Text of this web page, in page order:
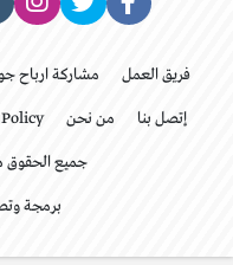
فريق العمل مشاركة ارباح
إتصل بنا من نحن
جميع الحقوق
برمجة